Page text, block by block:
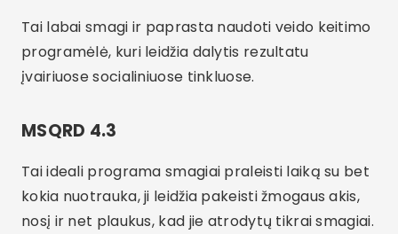
Tai labai smagi ir paprasta naudoti veido keitimo
programėlė, kuri leidžia dalytis rezultatu
įvairiuose socialiniuose tinkluose.
MSQRD 4.3
Tai ideali programa smagiai praleisti laiką su bet
kokia nuotrauka, ji leidžia pakeisti žmogaus akis,
nosį ir net plaukus, kad jie atrodytų tikrai smagiai.